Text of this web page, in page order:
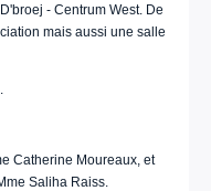
- Centrum West. De
mais aussi une salle
Catherine Moureaux, et
Saliha Raiss.